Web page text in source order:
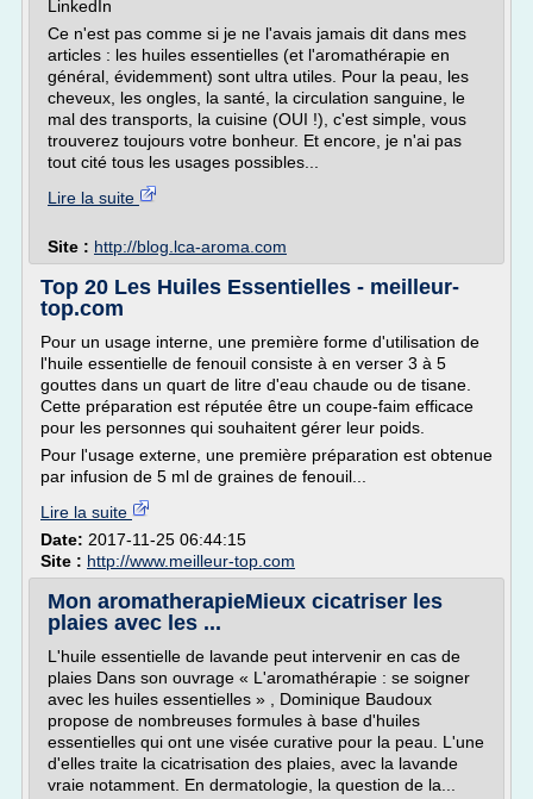
LinkedIn
Ce n'est pas comme si je ne l'avais jamais dit dans mes
articles : les huiles essentielles (et l'aromathérapie en
général, évidemment) sont ultra utiles. Pour la peau, les
cheveux, les ongles, la santé, la circulation sanguine, le
mal des transports, la cuisine (OUI !), c'est simple, vous
trouverez toujours votre bonheur. Et encore, je n'ai pas
tout cité tous les usages possibles...
Lire la suite
Site : http://blog.lca-aroma.com
Top 20 Les Huiles Essentielles - meilleur-
top.com
Pour un usage interne, une première forme d'utilisation de
l'huile essentielle de fenouil consiste à en verser 3 à 5
gouttes dans un quart de litre d'eau chaude ou de tisane.
Cette préparation est réputée être un coupe-faim efficace
pour les personnes qui souhaitent gérer leur poids.
Pour l'usage externe, une première préparation est obtenue
par infusion de 5 ml de graines de fenouil...
Lire la suite
Date: 2017-11-25 06:44:15
Site : http://www.meilleur-top.com
Mon aromatherapieMieux cicatriser les
plaies avec les ...
L'huile essentielle de lavande peut intervenir en cas de
plaies Dans son ouvrage « L'aromathérapie : se soigner
avec les huiles essentielles » , Dominique Baudoux
propose de nombreuses formules à base d'huiles
essentielles qui ont une visée curative pour la peau. L'une
d'elles traite la cicatrisation des plaies, avec la lavande
vraie notamment. En dermatologie, la question de la...